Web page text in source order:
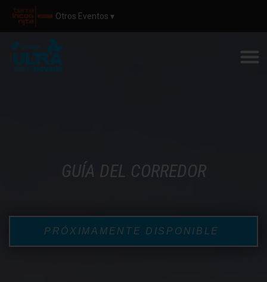
Otros Eventos ▾
GUÍA DEL CORREDOR
PRÓXIMAMENTE DISPONIBLE